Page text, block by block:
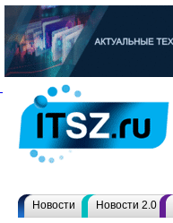
Новости Новости 2.0